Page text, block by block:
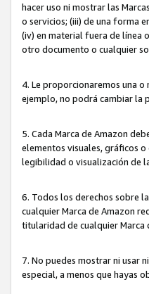
hacer uso ni mostrar las
o servicios; (iii) de una forma
(iv) en material fuera de línea
otro documento o cualquier
4. Le proporcionaremos una o
ejemplo, no podrá cambiar la
5. Cada Marca de Amazon
elementos visuales, gráficos
legibilidad o visualización de
6. Todos los derechos sobre
cualquier Marca de Amazon
titularidad de cualquier Marca
7. No puedes mostrar ni usar
especial, a menos que hayas